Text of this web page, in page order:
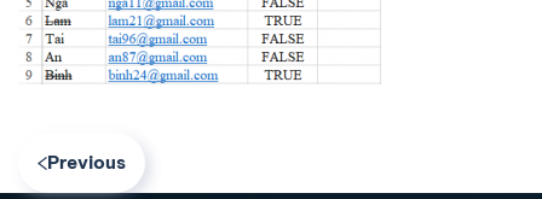
Previous